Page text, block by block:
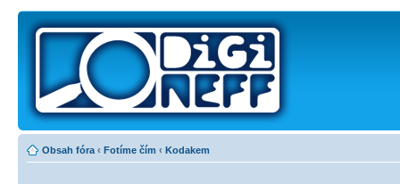
Obsah fóra ‹ Fotíme čím ‹ Kodakem